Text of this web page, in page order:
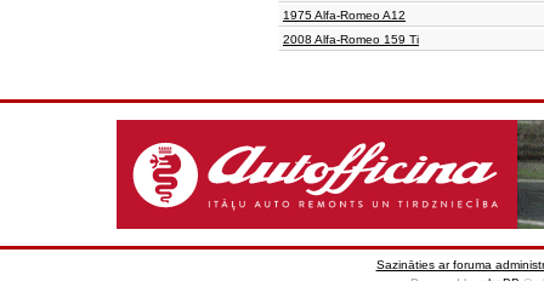
1975 Alfa-Romeo A12
2008 Alfa-Romeo 159 Ti
Sazināties ar foruma